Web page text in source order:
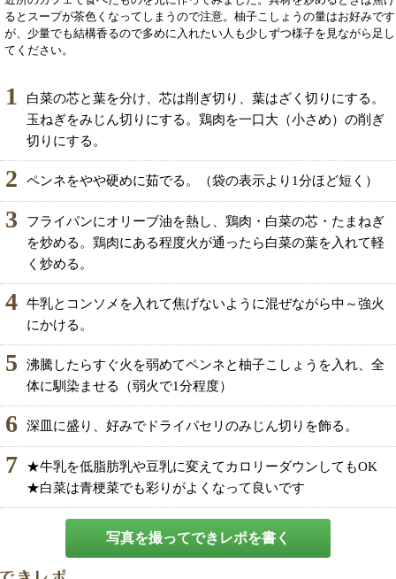
るとスープが茶色くなってしまうので注意。柚子こしょうの量はお好みです
が、少量でも結構香るので多めに入れたい人も少しずつ様子を見ながら足し
てください。
1
白菜の芯と葉を分け、芯は削ぎ切り、葉はざく切りにする。
玉ねぎをみじん切りにする。鶏肉を一口大（小さめ）の削ぎ
切りにする。
2 ペンネをやや硬めに茹でる。（袋の表示より1分ほど短く）
3
フライパンにオリーブ油を熱し、鶏肉・白菜の芯・たまねぎ
を炒める。鶏肉にある程度火が通ったら白菜の葉を入れて軽
く炒める。
4
牛乳とコンソメを入れて焦げないように混ぜながら中～強火
にかける。
5
沸騰したらすぐ火を弱めてペンネと柚子こしょうを入れ、全
体に馴染ませる（弱火で1分程度）
6 深皿に盛り、好みでドライパセリのみじん切りを飾る。
7
★牛乳を低脂肪乳や豆乳に変えてカロリーダウンしてもOK
★白菜は青梗菜でも彩りがよくなって良いです
写真を撮ってできレポを書く